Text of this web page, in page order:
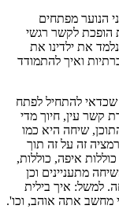
הנוער מפתחים
הופכת לקשר רגשי
את ילדינו את
ואיך להתמודד
שכדאי להתחיל לפתח
קשר עין, חיוך מדי
שיחה היא כמו
זה על זה תוך
איפה, כוללות,
מתעניינים וכן
למשל: איך בילית
מחשב אתה אוהב, וכו'.